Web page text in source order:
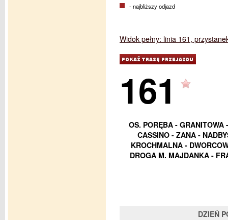
- najbliższy odjazd
Widok pełny: linia 161,
161
OS. PORĘBA -
CASSINO - ZANA -
KROCHMALNA -
DROGA M. MAJDANKA -
DZIEŃ